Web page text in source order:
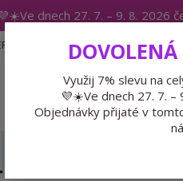
dnech 27. 7. – 9. 8.
BLOG
Využij 7% slevu na
💜☀️Ve dnech 27. 7. –
Objednávky přijaté v